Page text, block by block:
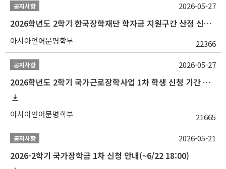
공지사항
2026학년도 2학기 한국장학재단 학자금 지원구간 산정 신청 안내
아시아언어문명학부 22366
2026-05-27
공지사항
2026학년도 2학기 국가근로장학사업 1차 학생 신청 기간 안내
아시아언어문명학부 21665
2026-05-27
공지사항
2026-2학기 국가장학금 1차 신청 안내(~6/22 18:00)
2026-05-21